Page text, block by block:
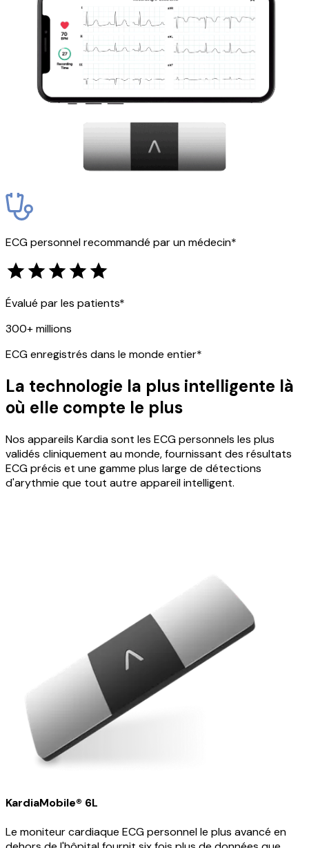
ECG personnel recommandé par un médecin*
Évalué par les patients*
300+ millions
ECG enregistrés dans le monde entier*
La technologie la plus intelligente là
où elle compte le plus
Nos appareils Kardia sont les ECG personnels les plus
validés cliniquement au monde, fournissant des résultats
ECG précis et une gamme plus large de détections
d'arythmie que tout autre appareil intelligent.
KardiaMobile® 6L
Le moniteur cardiaque ECG personnel le plus avancé en